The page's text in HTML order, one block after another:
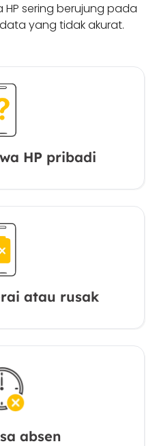
HP sering berujung pada
yang tidak akurat.
HP pribadi
atau rusak
absen